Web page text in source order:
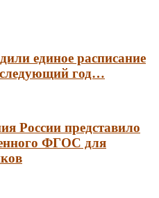
единое расписание
год…
России представило
ФГОС для